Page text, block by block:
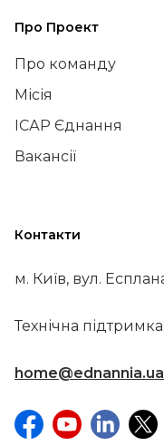
Про Проект
Про команду
Місія
ІСАР Єднання
Вакансії
Контакти
м. Київ, вул.
Технічна підтримка:
home@ednannia.ua